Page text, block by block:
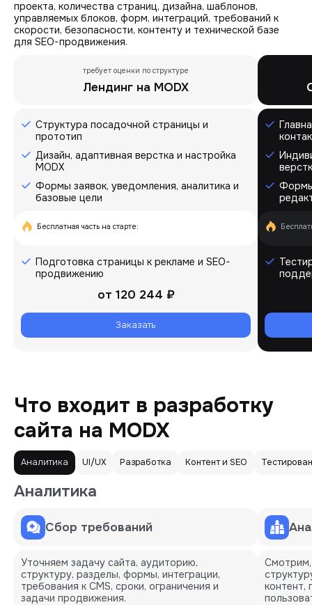
проекта, количества страниц, дизайна, шаблонов,
управляемых блоков, форм, интеграций, требований к
скорости, безопасности, контенту и технической базе
для SEO-продвижения.
требует оценки по структуре
Лендинг на MODX
Структура посадочной страницы и
прототип
Дизайн, адаптивная верстка и настройка
MODX
Формы заявок, уведомления, аналитика и
базовые цели
Бесплатная часть на старте:
Подготовка страницы к рекламе и SEO-
продвижению
от 120 244 ₽
Заказать
Формы
Что входит в разработку
сайта на MODX
Аналитика UI/UX Разработка Контент и SEO
Аналитика
Сбор требований
Уточняем задачу сайта, аудиторию,
структуру, разделы, формы, интеграции,
требования к CMS, сроки, ограничения и
задачи продвижения.
Смотрим,
контент,